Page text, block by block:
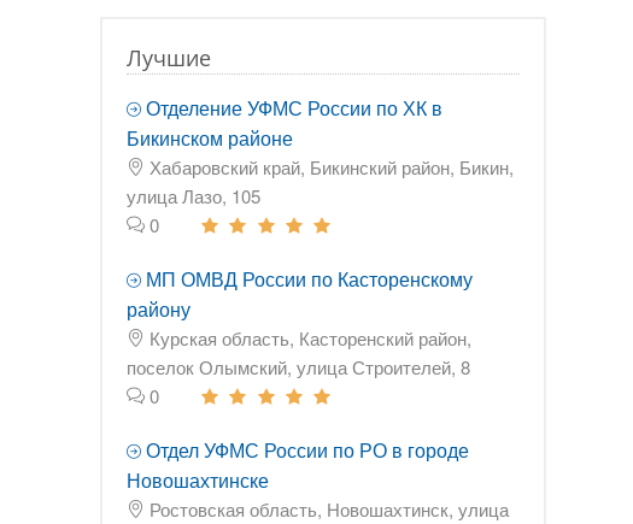
Лучшие
Отделение УФМС России по ХК в
Бикинском районе
Хабаровский край, Бикинский район, Бикин,
улица Лазо, 105
0
МП ОМВД России по Касторенскому
району
Курская область, Касторенский район,
поселок Олымский, улица Строителей, 8
0
Отдел УФМС России по РО в городе
Новошахтинске
Ростовская область, Новошахтинск, улица